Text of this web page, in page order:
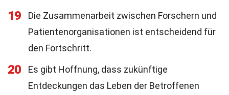
19
Die Zusammenarbeit zwischen Forschern und
Patientenorganisationen ist entscheidend für
den Fortschritt.
20
Es gibt Hoffnung, dass zukünftige
Entdeckungen das Leben der Betroffenen